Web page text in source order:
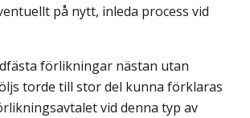
på nytt, inleda process vid
förlikningar nästan utan
torde till stor del kunna förklaras
vid denna typ av